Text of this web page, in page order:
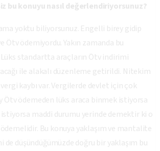
bu konuyu nasıl değerlendiriyorsunuz?
yoktu biliyorsunuz. Engelli birey gidip
Ötv ödemiyordu. Yakın zamanda bu
Lüks standartta araçların Ötv indirimi
ile alakalı düzenleme getirildi. Nitekim
kaybı var. Vergilerde devlet için çok
Ötv ödemeden lüks araca binmek istiyorsa
maddi durumu yerinde demektir ki o
Bu konuya yaklaşım ve mantalite
düşündüğümüzde doğru bir yaklaşım bu